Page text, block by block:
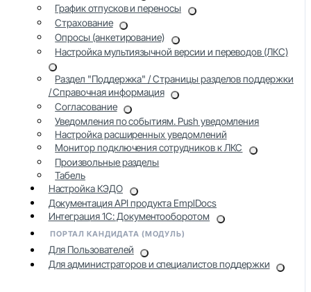
График отпусков и переносы
Страхование
Опросы (анкетирование)
Настройка мультиязычной версии и переводов (ЛКС)
Раздел "Поддержка" / Страницы разделов поддержки
/ Справочная информация
Согласование
Уведомления по событиям. Push уведомления
Настройка расширенных уведомлений
Монитор подключения сотрудников к ЛКС
Произвольные разделы
Табель
Настройка КЭДО
Документация API продукта EmplDocs
Интеграция 1С: Документооборотом
ПОРТАЛ КАНДИДАТА (МОДУЛЬ)
Для Пользователей
Для администраторов и специалистов поддержки